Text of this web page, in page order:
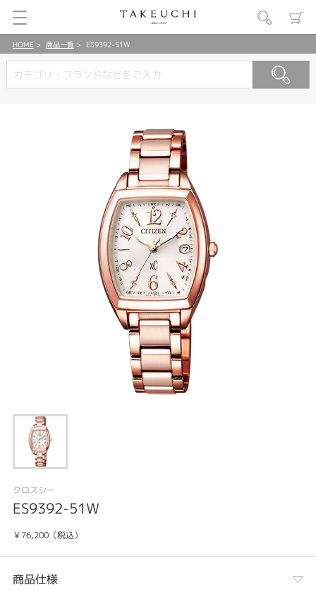
HOME 商品一覧 ES9392-51W
クロスシー
ES9392-51W
￥76,200（税込）
商品仕様